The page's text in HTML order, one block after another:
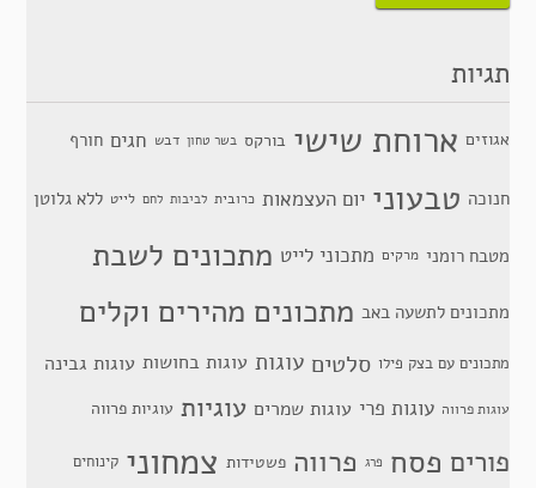
תגיות
אגוזים ארוחת שישי בורקס בשר טחון דבש חגים חורף
חנוכה טבעוני יום העצמאות כרובית לביבות לחם לייט ללא גלוטן
מטבח רומני מרקים מתכוני לייט מתכונים לשבת
מתכונים לתשעה באב מתכונים מהירים וקלים
מתכונים עם בצק פילו סלטים עוגות עוגות בחושות עוגות גבינה
עוגות פרווה עוגות פרי עוגות שמרים עוגיות עוגיות פרווה
פורים פסח פרג פרווה פשטידות צמחוני קינוחים